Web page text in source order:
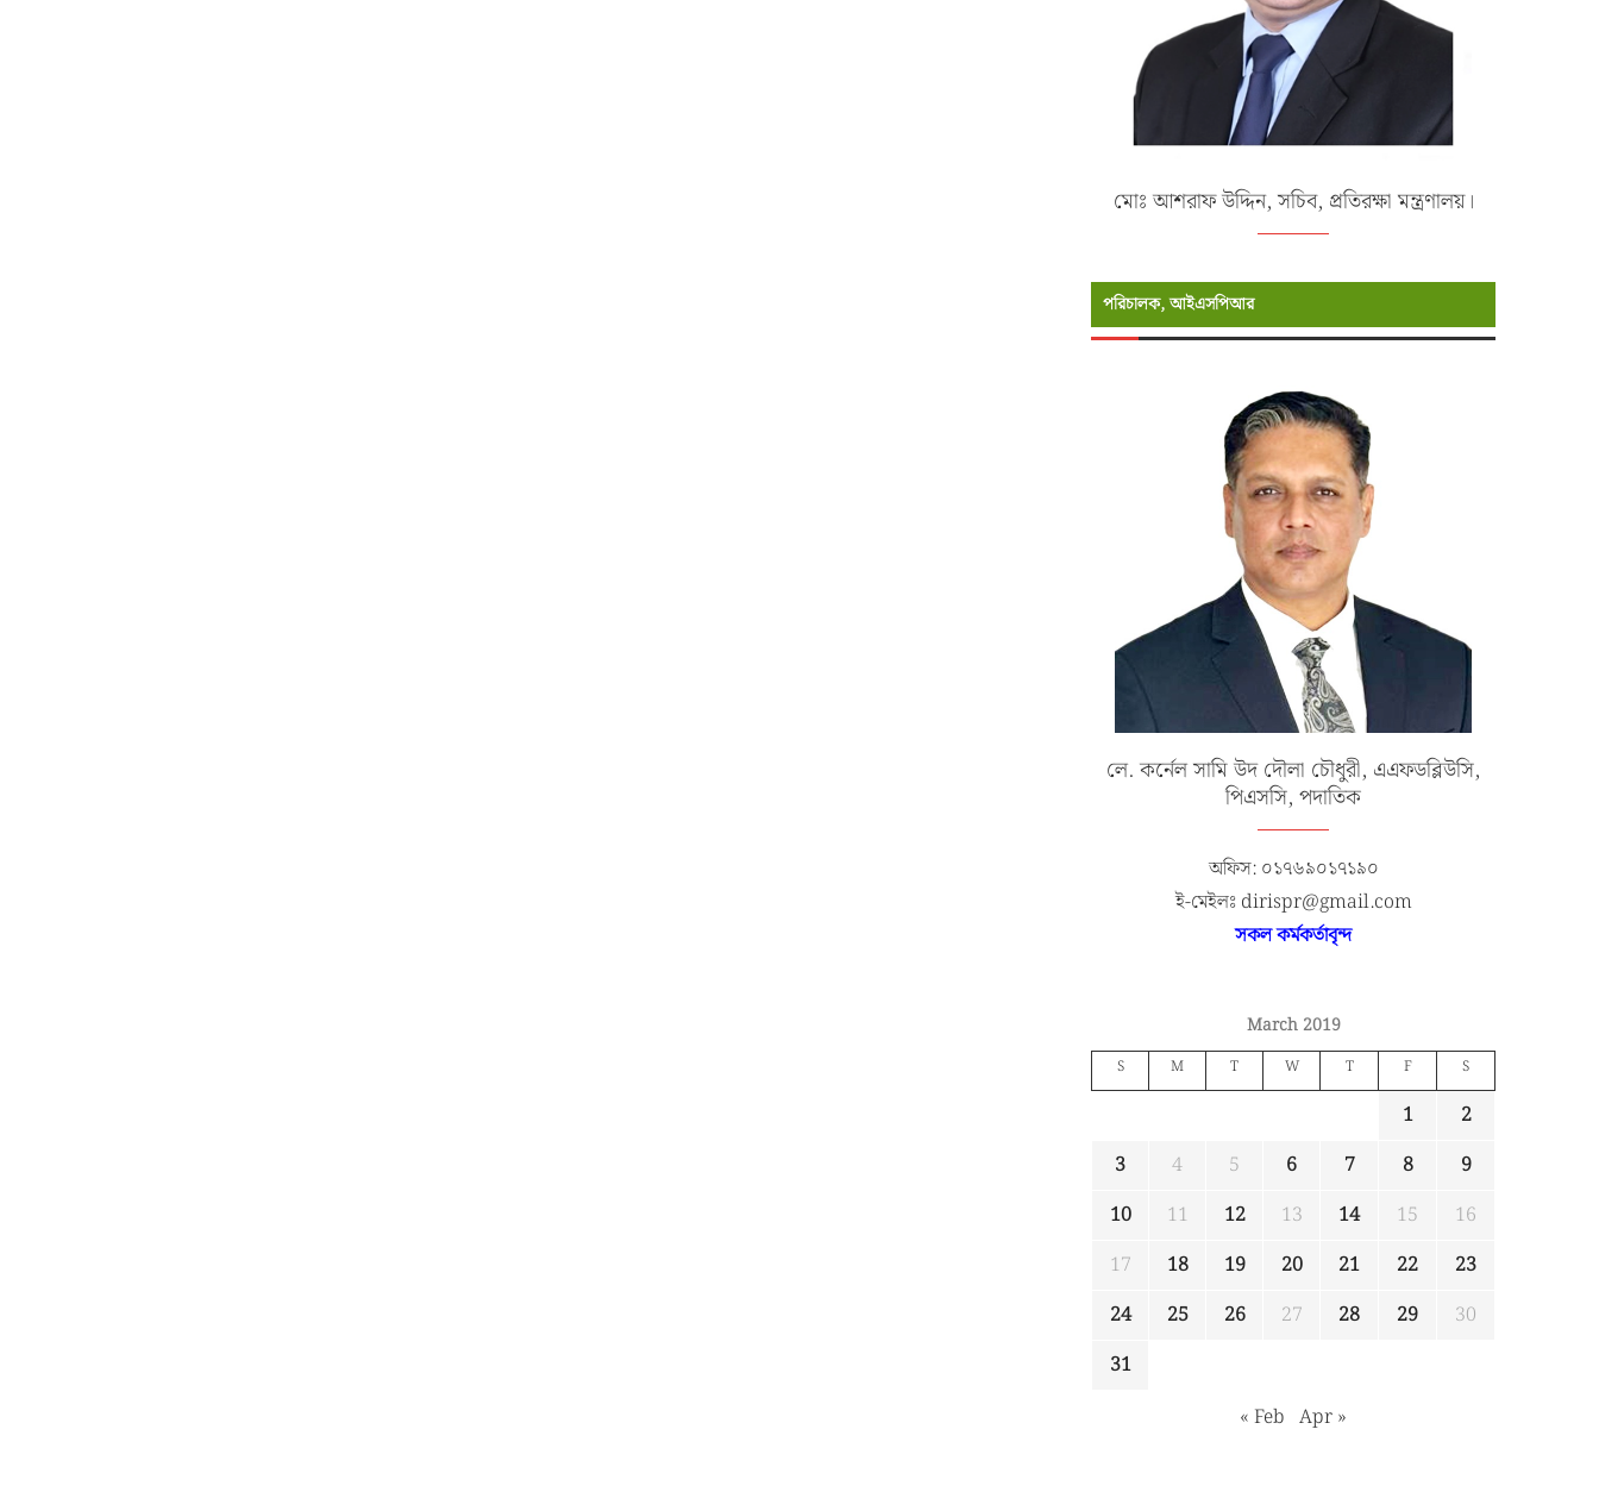
মোঃ আশরাফ উদ্দিন, সচিব, প্রতিরক্ষা মন্ত্রণালয়।
পরিচালক, আইএসপিআর
লে. কর্নেল সামি উদ দৌলা চৌধুরী, এএফডব্লিউসি,
পিএসসি, পদাতিক
অফিস: ০১৭৬৯০১৭১৯০
ই-মেইলঃ dirispr@gmail.com
সকল কর্মকর্তাবৃন্দ
March 2019
S M T W T F S
1
2
3
4 5 6 7 8
9
10
11 12 13 14 15
16
17
18 19 20 21 22
23
24
25 26 27 28 29
30
31
« Feb Apr »